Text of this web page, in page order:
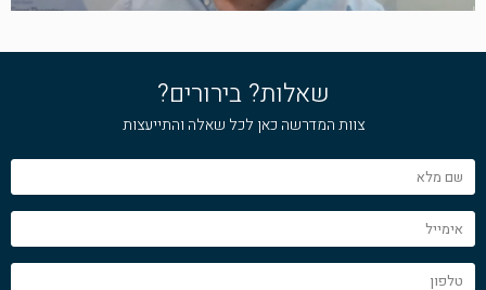
שאלות? בירורים?
צוות המדרשה כאן לכל שאלה והתייעצות
שם
מלא
אימייל
טלפון